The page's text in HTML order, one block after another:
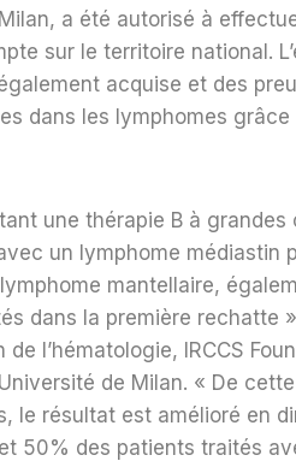
a été autorisé à
sur le territoire national.
acquise et des
dans les lymphomes grâce
une thérapie B à
un lymphome médiastin
mantellaire,
dans la première rechatte
de l’hématologie, IRCCS
de Milan. « De
le résultat est amélioré en
50% des patients traités